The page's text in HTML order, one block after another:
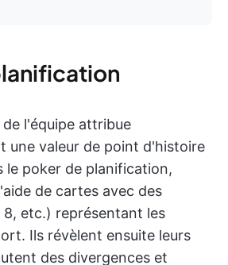
l'équipe attribue
une valeur de point d'histoire
le poker de planification,
de cartes avec des
8, etc.) représentant les
Ils révèlent ensuite leurs
des divergences et